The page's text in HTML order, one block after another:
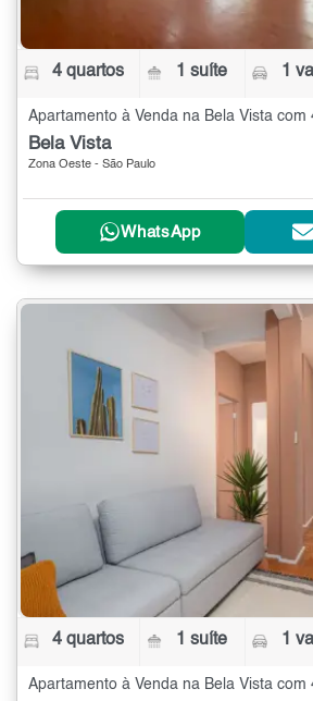
4 quartos 1 suíte 1
Apartamento à Venda na Bela Vista com
Bela Vista
Zona Oeste - São Paulo
WhatsApp
4 quartos 1 suíte 1
Apartamento à Venda na Bela Vista com